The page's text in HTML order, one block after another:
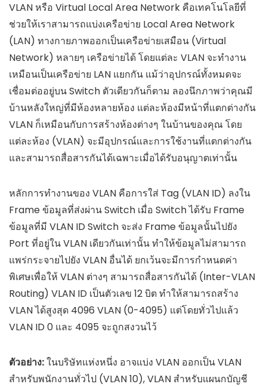
VLAN หรือ Virtual Local Area Network คือเทคโนโลยีที่
ช่วยให้เราสามารถแบ่งเครือข่าย Local Area Network
(LAN) ทางกายภาพออกเป็นเครือข่ายเสมือน (Virtual
Network) หลายๆ เครือข่ายได้ โดยแต่ละ VLAN จะทำงาน
เหมือนเป็นเครือข่าย LAN แยกกัน แม้ว่าอุปกรณ์ทั้งหมดจะ
เชื่อมต่ออยู่บน Switch ตัวเดียวกันก็ตาม ลองนึกภาพว่าคุณมี
บ้านหลังใหญ่ที่มีห้องหลายห้อง แต่ละห้องมีหน้าที่แตกต่างกัน
VLAN ก็เหมือนกับการสร้างห้องต่างๆ ในบ้านของคุณ โดย
แต่ละห้อง (VLAN) จะมีอุปกรณ์และการใช้งานที่แตกต่างกัน
และสามารถสื่อสารกันได้เฉพาะเมื่อได้รับอนุญาตเท่านั้น
หลักการทำงานของ VLAN คือการใส่ Tag (VLAN ID) ลงใน
Frame ข้อมูลที่ส่งผ่าน Switch เมื่อ Switch ได้รับ Frame
ข้อมูลที่มี VLAN ID Switch จะส่ง Frame ข้อมูลนั้นไปยัง
Port ที่อยู่ใน VLAN เดียวกันเท่านั้น ทำให้ข้อมูลไม่สามารถ
แพร่กระจายไปยัง VLAN อื่นได้ ยกเว้นจะมีการกำหนดค่า
พิเศษเพื่อให้ VLAN ต่างๆ สามารถสื่อสารกันได้ (Inter-VLAN
Routing) VLAN ID เป็นตัวเลข 12 บิต ทำให้สามารถสร้าง
VLAN ได้สูงสุด 4096 VLAN (0-4095) แต่โดยทั่วไปแล้ว
VLAN ID 0 และ 4095 จะถูกสงวนไว้
ตัวอย่าง:ในบริษัทแห่งหนึ่ง อาจแบ่ง VLAN ออกเป็น VLAN
สำหรับพนักงานทั่วไป (VLAN 10), VLAN สำหรับแผนกบัญชี